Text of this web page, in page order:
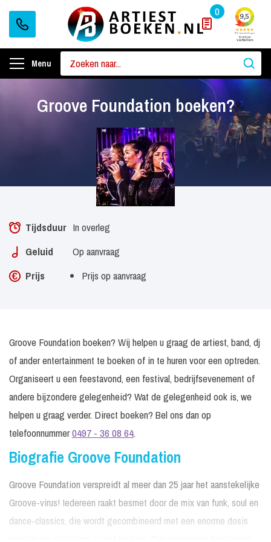
0
Menu
Groove Foundation boeken?
Tijdsduur In overleg
Geluid
Op aanvraag
Prijs
Prijs op aanvraag
Groove Foundation boeken? Wij helpen u graag de artiest, band, dj
of ander entertainment te boeken of in te huren voor een optreden.
Organiseert u een feestavond, een festival, bedrijfsevenement of
andere bijzondere gelegenheid? Wat de gelegenheid ook is, we
helpen u graag verder. Direct boeken? Bel ons dan op
telefoonnummer0497 - 36 08 64.
Biografie Groove Foundation
Groove Foundation verspreidt al meer dan 25 jaar het aanstekelijke
Groove-virus! Iedereen raakt besmet door de mix van funk, soul en
dance-classics, die wordt gecombineerd met een enorme dosis